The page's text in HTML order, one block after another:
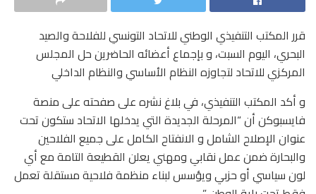
قرر المكتب التنفيذي الوطني للاتحاد التونسي للفلاحة والصيد
البحري، اليوم السبت، و بإجماع أعضائه الحاضرين حل المجلس
المركزي للاتحاد لتجاوزه النظام الأساسي والنظام الداخلي
و أكد المكتب التنفيذي، في بلاغ نشره على صفحته على منصة
فايسبوكن أن “المرحلة الجديدة التي يدخلها الاتحاد ستكون تحت
عنوان الإصلاح الشامل و الانفتاح الكامل على جميع الفلاحين
والبحارة ضمن عمل نقابي ومهني يعلن القطيعة التامة مع أي
لون سياسي أو حزبي ويؤسس لبناء منظمة فلاحية مستقلة تعمل